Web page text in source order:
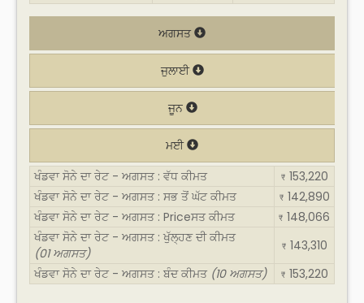
ਅਗਸਤ
ਜੁਲਾਈ
ਜੂਨ
ਮਈ
ਖੰਡਵਾ ਸੋਨੇ ਦਾ ਰੇਟ - ਅਗਸਤ : ਵੱਧ ਕੀਮਤ
₹ 153,220
ਖੰਡਵਾ ਸੋਨੇ ਦਾ ਰੇਟ - ਅਗਸਤ : ਸਭ ਤੋਂ ਘੱਟ ਕੀਮਤ
₹ 142,890
ਖੰਡਵਾ ਸੋਨੇ ਦਾ ਰੇਟ - ਅਗਸਤ : Priceਸਤ ਕੀਮਤ
₹ 148,066
ਖੰਡਵਾ ਸੋਨੇ ਦਾ ਰੇਟ - ਅਗਸਤ : ਖੁੱਲ੍ਹਣ ਦੀ ਕੀਮਤ
(01 ਅਗਸਤ)
₹ 143,310
ਖੰਡਵਾ ਸੋਨੇ ਦਾ ਰੇਟ - ਅਗਸਤ : ਬੰਦ ਕੀਮਤ (10 ਅਗਸਤ) ₹ 153,220